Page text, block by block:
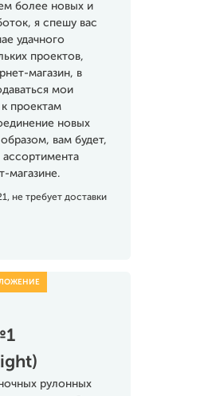
более новых и
я спешу вас
удачного
проектов,
магазин, в
мои
проектам
новых
вам будет,
ассортимента
магазине.
не требует доставки
рулонных